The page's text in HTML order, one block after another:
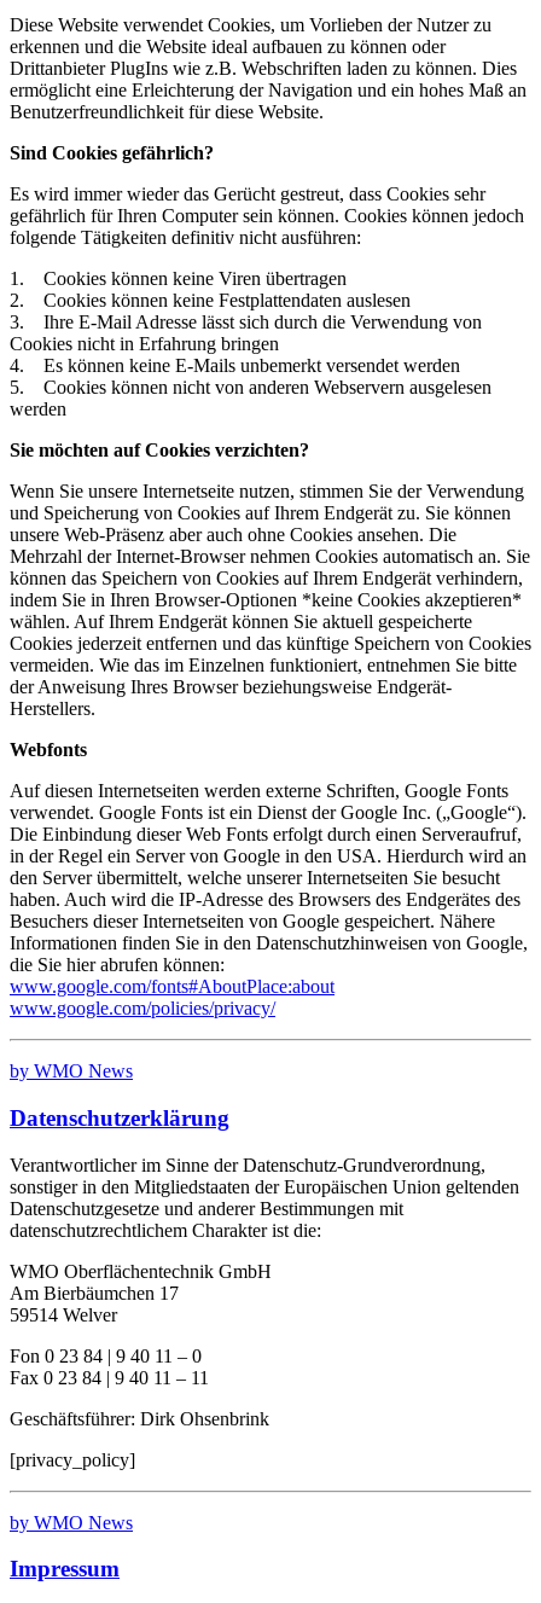
Diese Website verwendet Cookies, um Vorlieben der Nutzer zu
erkennen und die Website ideal aufbauen zu können oder
Drittanbieter PlugIns wie z.B. Webschriften laden zu können. Dies
ermöglicht eine Erleichterung der Navigation und ein hohes Maß an
Benutzerfreundlichkeit für diese Website.
Sind Cookies gefährlich?
Es wird immer wieder das Gerücht gestreut, dass Cookies sehr
gefährlich für Ihren Computer sein können. Cookies können jedoch
folgende Tätigkeiten definitiv nicht ausführen:
1. Cookies können keine Viren übertragen
2. Cookies können keine Festplattendaten auslesen
3. Ihre E-Mail Adresse lässt sich durch die Verwendung von
Cookies nicht in Erfahrung bringen
4. Es können keine E-Mails unbemerkt versendet werden
5. Cookies können nicht von anderen Webservern ausgelesen
werden
Sie möchten auf Cookies verzichten?
Wenn Sie unsere Internetseite nutzen, stimmen Sie der Verwendung
und Speicherung von Cookies auf Ihrem Endgerät zu. Sie können
unsere Web-Präsenz aber auch ohne Cookies ansehen. Die
Mehrzahl der Internet-Browser nehmen Cookies automatisch an. Sie
können das Speichern von Cookies auf Ihrem Endgerät verhindern,
indem Sie in Ihren Browser-Optionen *keine Cookies akzeptieren*
wählen. Auf Ihrem Endgerät können Sie aktuell gespeicherte
Cookies jederzeit entfernen und das künftige Speichern von Cookies
vermeiden. Wie das im Einzelnen funktioniert, entnehmen Sie bitte
der Anweisung Ihres Browser beziehungsweise Endgerät-
Herstellers.
Webfonts
Auf diesen Internetseiten werden externe Schriften, Google Fonts
verwendet. Google Fonts ist ein Dienst der Google Inc. („Google“).
Die Einbindung dieser Web Fonts erfolgt durch einen Serveraufruf,
in der Regel ein Server von Google in den USA. Hierdurch wird an
den Server übermittelt, welche unserer Internetseiten Sie besucht
haben. Auch wird die IP-Adresse des Browsers des Endgerätes des
Besuchers dieser Internetseiten von Google gespeichert. Nähere
Informationen finden Sie in den Datenschutzhinweisen von Google,
die Sie hier abrufen können:
www.google.com/fonts#AboutPlace:about
www.google.com/policies/privacy/
by WMO News
Datenschutzerklärung
Verantwortlicher im Sinne der Datenschutz-Grundverordnung,
sonstiger in den Mitgliedstaaten der Europäischen Union geltenden
Datenschutzgesetze und anderer Bestimmungen mit
datenschutzrechtlichem Charakter ist die:
WMO Oberflächentechnik GmbH
Am Bierbäumchen 17
59514 Welver
Fon 0 23 84 | 9 40 11 – 0
Fax 0 23 84 | 9 40 11 – 11
Geschäftsführer: Dirk Ohsenbrink
[privacy_policy]
by WMO News
Impressum